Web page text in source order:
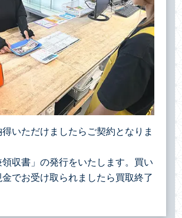
いただけましたらご契約となりま
領収書」の発行をいたします。買い
でお受け取られましたら買取終了